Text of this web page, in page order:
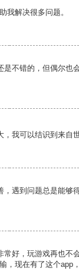
我解决很多问题。
是不错的，但偶尔也
我可以结识到来自
，遇到问题总是能够
常好，玩游戏再也不
，现在有了这个app